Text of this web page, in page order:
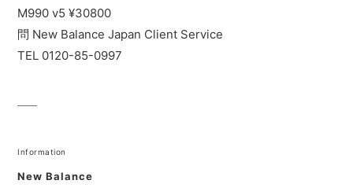
M990 v5 ¥30800
問 New Balance Japan Client Service
TEL 0120-85-0997
Information
New Balance